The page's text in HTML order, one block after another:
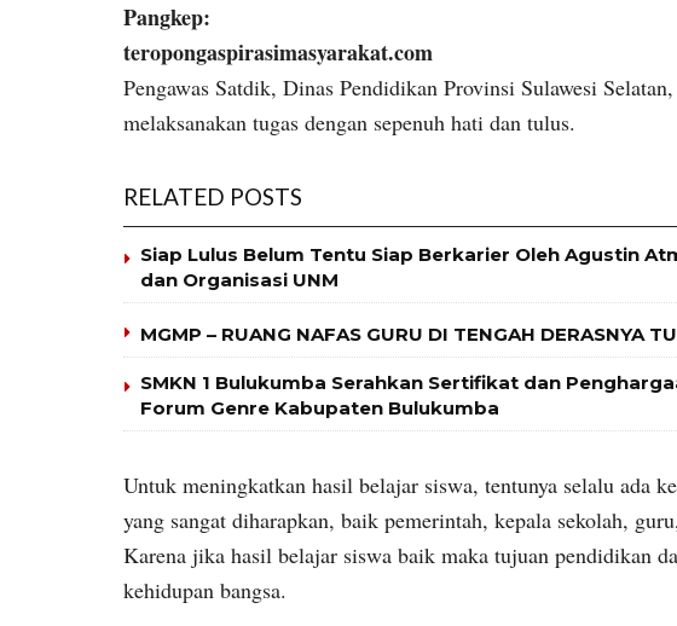
Pangkep:
teropongaspirasimasyarakat.com
Pengawas Satdik, Dinas Pendidikan Provinsi Sulawesi
melaksanakan tugas dengan sepenuh hati dan tulus.
RELATED POSTS
Siap Lulus Belum Tentu Siap Berkarier Oleh Agustin
dan Organisasi UNM
MGMP – RUANG NAFAS GURU DI TENGAH DERASNYA
SMKN 1 Bulukumba Serahkan Sertifikat dan
Forum Genre Kabupaten Bulukumba
Untuk meningkatkan hasil belajar siswa, tentunya selalu ada
yang sangat diharapkan, baik pemerintah, kepala sekolah,
Karena jika hasil belajar siswa baik maka tujuan pendidikan
kehidupan bangsa.